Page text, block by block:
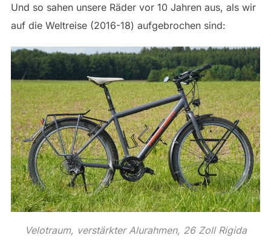
Und so sahen unsere Räder vor 10 Jahren aus, als wir
auf die Weltreise (2016-18) aufgebrochen sind:
Velotraum, verstärkter Alurahmen, 26 Zoll Rigida